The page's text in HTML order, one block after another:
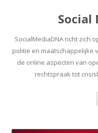
Social
SocialMediaDNA richt zich
politie en maatschappelijke
de online aspecten van
rechtspraak tot